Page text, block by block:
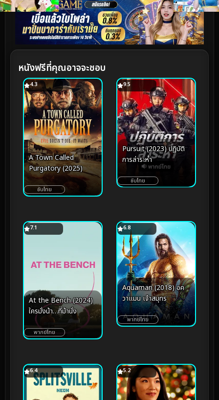
หนังฟรีที่คุณอาจจะชอบ
4.3
A Town Called
Purgatory (2025)
ซับไทย
9.5
Pursuit (2023) ปฏิบัติ
การล่าระห่ำ
ซับไทย
7.1
At the Bench (2024)
ใครมั่งน้า…ที่ม้านั่ง
พากย์ไทย
6.8
Aquaman (2018) อค
วาแมน เจ้าสมุทร
พากย์ไทย
6.4 5.2